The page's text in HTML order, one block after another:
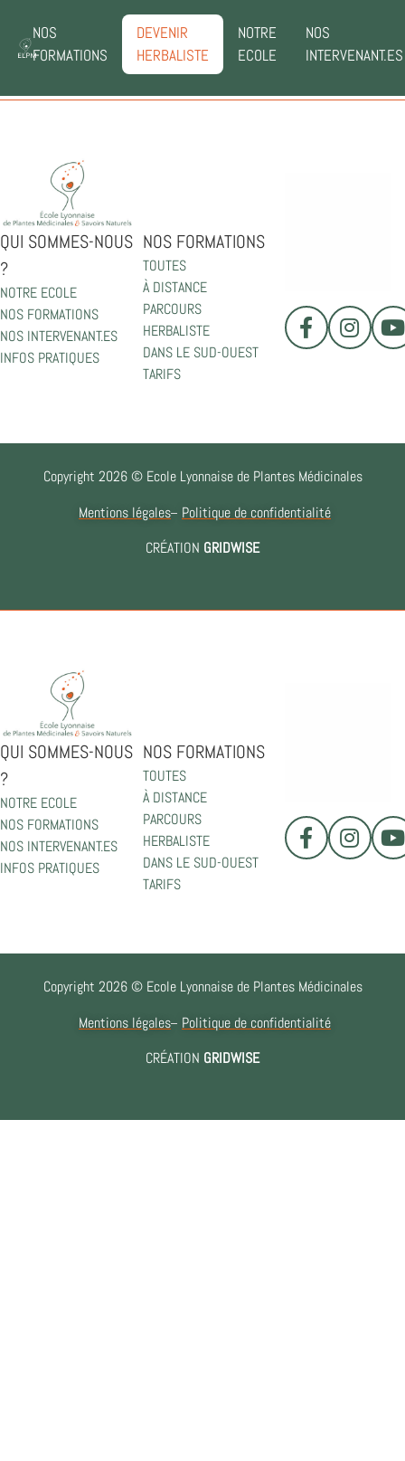
NOS
FORMATIONS
DEVENIR
HERBALISTE
NOTRE
ECOLE
NOS
INTERVENANT.ES
QUI SOMMES-NOUS
?
NOTRE ECOLE
NOS FORMATIONS
NOS INTERVENANT.ES
INFOS PRATIQUES
NOS FORMATIONS
TOUTES
À DISTANCE
PARCOURS
HERBALISTE
DANS LE SUD-OUEST
TARIFS
Copyright 2026 © Ecole Lyonnaise de Plantes Médicinales
Mentions légales
Politique de confidentialité
CRÉATION GRIDWISE
QUI SOMMES-NOUS
?
NOTRE ECOLE
NOS FORMATIONS
NOS INTERVENANT.ES
INFOS PRATIQUES
NOS FORMATIONS
TOUTES
À DISTANCE
PARCOURS
HERBALISTE
DANS LE SUD-OUEST
TARIFS
Copyright 2026 © Ecole Lyonnaise de Plantes Médicinales
Mentions légales
Politique de confidentialité
CRÉATION GRIDWISE